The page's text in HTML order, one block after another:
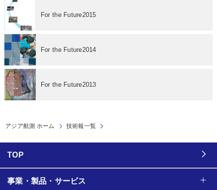
For the Future2015
For the Future2014
For the Future2013
アジア航測 ホーム 技術報一覧
TOP
事業・製品・サービス